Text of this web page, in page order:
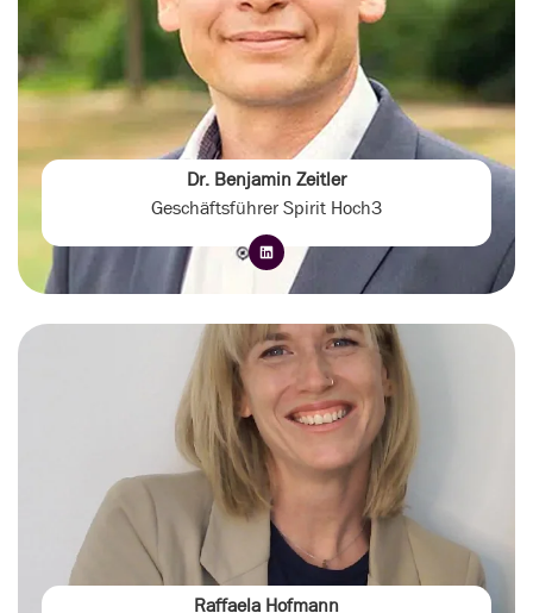
Dr. Benjamin Zeitler
Geschäftsführer Spirit Hoch3
Raffaela Hofmann